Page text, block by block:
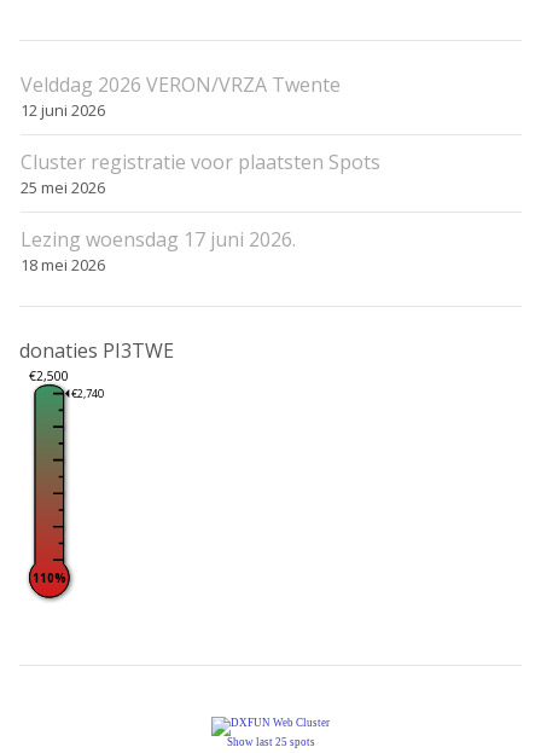
Velddag 2026 VERON/VRZA Twente
12 juni 2026
Cluster registratie voor plaatsten Spots
25 mei 2026
Lezing woensdag 17 juni 2026.
18 mei 2026
donaties PI3TWE
€2,500
€2,740
110%